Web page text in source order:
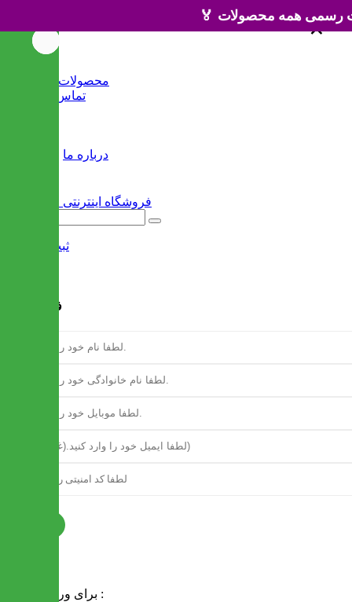
محصولات جدید
تماس با ما
درباره ما
ثبت نام
فرم ثبت نام
برای ورود به سایت :
×
×